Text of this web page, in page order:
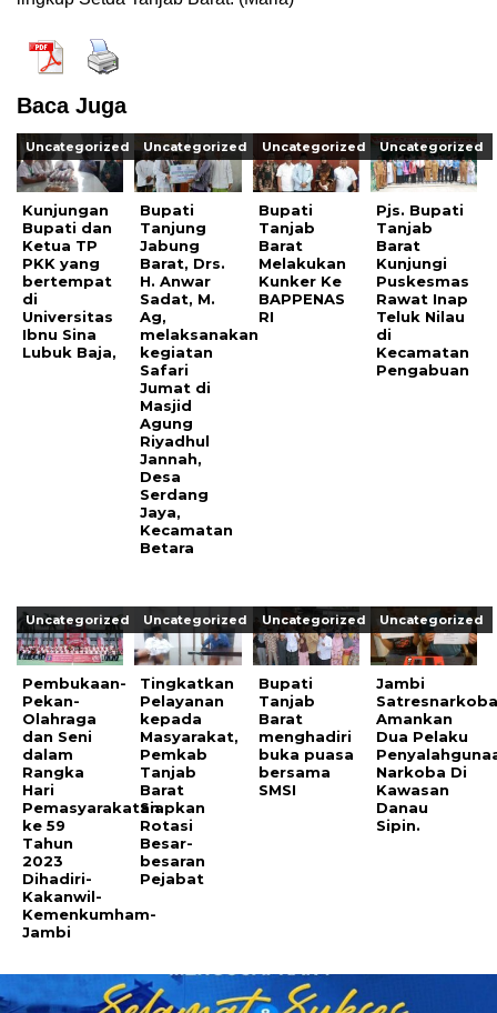
Baca Juga
Uncategorized
Kunjungan
Bupati dan
Ketua TP
PKK yang
bertempat
di
Universitas
Ibnu Sina
Lubuk Baja,
Uncategorized
Bupati
Tanjung
Jabung
Barat, Drs.
H. Anwar
Sadat, M.
Ag,
melaksanakan
kegiatan
Safari
Jumat di
Masjid
Agung
Riyadhul
Jannah,
Desa
Serdang
Jaya,
Kecamatan
Betara
Uncategorized
Bupati
Tanjab
Barat
Melakukan
Kunker Ke
BAPPENAS
RI
Uncategorized
Pjs. Bupati
Tanjab
Barat
Kunjungi
Puskesmas
Rawat Inap
Teluk Nilau
di
Kecamatan
Pengabuan
Uncategorized
Pembukaan-
Pekan-
Olahraga
dan Seni
dalam
Rangka
Hari
Pemasyarakatan
ke 59
Tahun
2023
Dihadiri-
Kakanwil-
Kemenkumham-
Jambi
Uncategorized
Tingkatkan
Pelayanan
kepada
Masyarakat,
Pemkab
Tanjab
Barat
Siapkan
Rotasi
Besar-
besaran
Pejabat
Uncategorized
Bupati
Tanjab
Barat
menghadiri
buka puasa
bersama
SMSI
Uncategorized
Jambi
Amankan
Dua Pelaku
Narkoba Di
Kawasan
Danau
Sipin.